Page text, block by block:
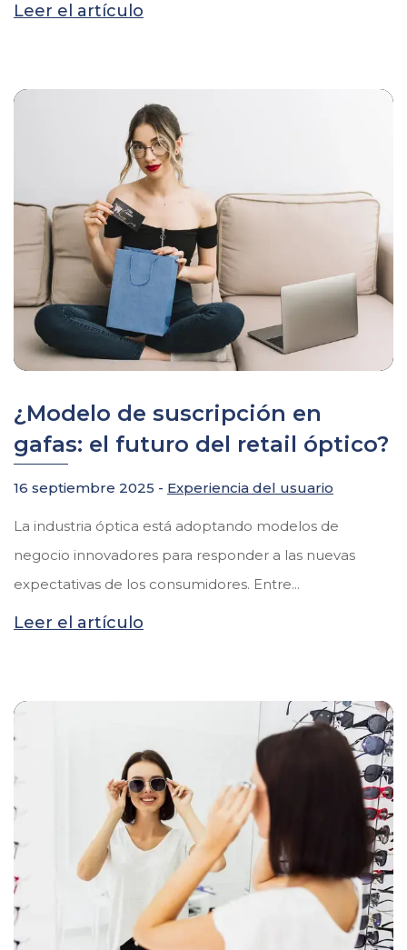
Leer el artículo
¿Modelo de suscripción en
gafas: el futuro del retail óptico?
16 septiembre 2025 - Experiencia del usuario
La industria óptica está adoptando modelos de
negocio innovadores para responder a las nuevas
expectativas de los consumidores. Entre...
Leer el artículo